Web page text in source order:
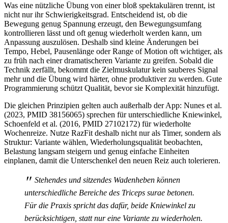
Was eine nützliche Übung von einer bloß spektakulären trennt, ist
nicht nur ihr Schwierigkeitsgrad. Entscheidend ist, ob die
Bewegung genug Spannung erzeugt, den Bewegungsumfang
kontrollieren lässt und oft genug wiederholt werden kann, um
Anpassung auszulösen. Deshalb sind kleine Änderungen bei
Tempo, Hebel, Pausenlänge oder Range of Motion oft wichtiger, als
zu früh nach einer dramatischeren Variante zu greifen. Sobald die
Technik zerfällt, bekommt die Zielmuskulatur kein sauberes Signal
mehr und die Übung wird härter, ohne produktiver zu werden. Gute
Programmierung schützt Qualität, bevor sie Komplexität hinzufügt.
Die gleichen Prinzipien gelten auch außerhalb der App: Nunes et al.
(2023, PMID 38156065) sprechen für unterschiedliche Kniewinkel,
Schoenfeld et al. (2016, PMID 27102172) für wiederholte
Wochenreize. Nutze RazFit deshalb nicht nur als Timer, sondern als
Struktur: Variante wählen, Wiederholungsqualität beobachten,
Belastung langsam steigern und genug einfache Einheiten
einplanen, damit die Unterschenkel den neuen Reiz auch tolerieren.
" Stehendes und sitzendes Wadenheben können
unterschiedliche Bereiche des Triceps surae betonen.
Für die Praxis spricht das dafür, beide Kniewinkel zu
berücksichtigen, statt nur eine Variante zu wiederholen.